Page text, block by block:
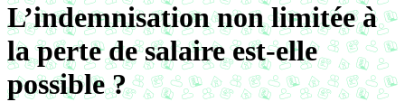
L’indemnisation non limitée à
la perte de salaire est-elle
possible ?